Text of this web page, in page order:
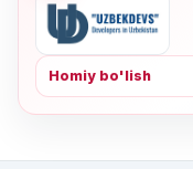
Homiy bo'lish